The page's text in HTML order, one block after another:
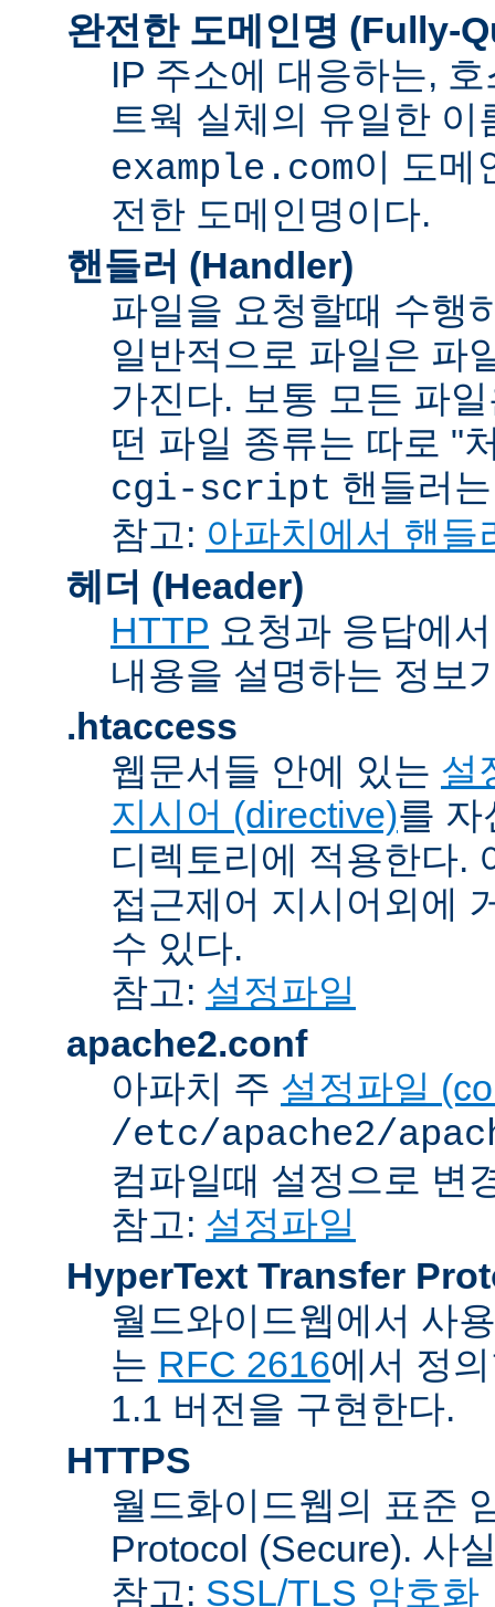
완전한 도메인명 (Fully-
IP 주소에 대응하는,
트웍 실체의 유일한
example.com이 도메
전한 도메인명이다.
핸들러 (Handler)
파일을 요청할때 수행
일반적으로 파일은 파
가진다. 보통 모든 파
떤 파일 종류는 따로 "
cgi-script 핸들러
참고: 아파치에서 핸들
헤더 (Header)
HTTP 요청과 응답에
내용을 설명하는 정보
.htaccess
웹문서들 안에 있는 설
지시어 (directive)를 자
디렉토리에 적용한다.
접근제어 지시어외에
수 있다.
참고: 설정파일
apache2.conf
아파치 주 설정파일
/etc/apache2/
컴파일때 설정으로 변
참고: 설정파일
HyperText Transfer
월드와이드웹에서 사
는 RFC 2616에서 정
1.1 버전을 구현한다.
HTTPS
월드화이드웹의 표준
Protocol (Secure). 사
참고: SSL/TLS 암호화